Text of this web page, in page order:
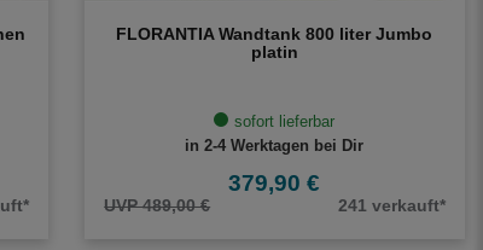
FLORANTIA Wandtank 800 liter Jumbo
platin
sofort lieferbar
in 2-4 Werktagen bei Dir
379,90 €
UVP 489,00 € 241 verkauft*